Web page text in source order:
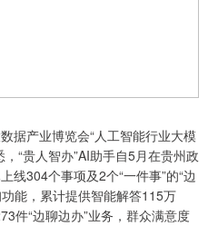
据产业博览会“人工智能行业大模
“贵人智办”AI助手自5月在贵州政
线304个事项及2个“一件事”的“边
能，累计提供智能解答115万
件“边聊边办”业务，群众满意度